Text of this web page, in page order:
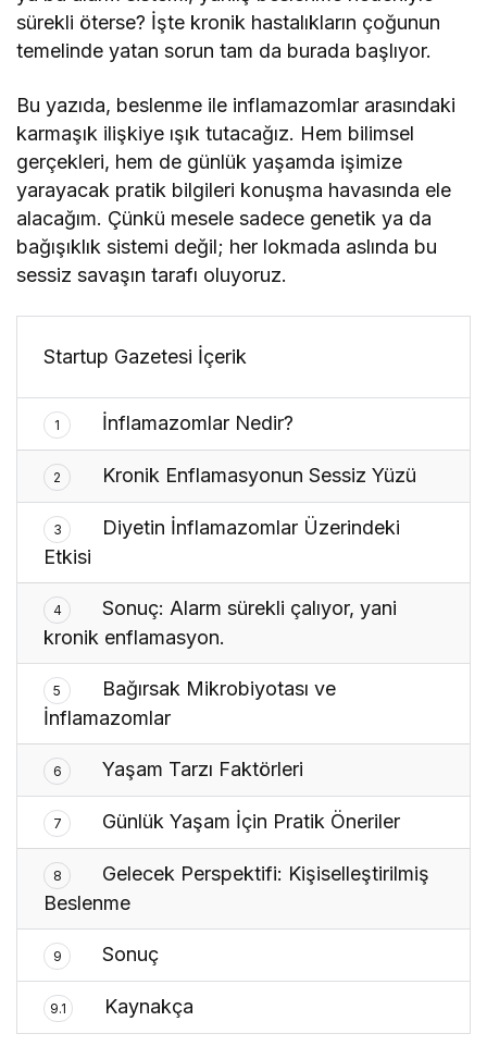
sürekli öterse? İşte kronik hastalıkların çoğunun
temelinde yatan sorun tam da burada başlıyor.
Bu yazıda, beslenme ile inflamazomlar arasındaki
karmaşık ilişkiye ışık tutacağız. Hem bilimsel
gerçekleri, hem de günlük yaşamda işimize
yarayacak pratik bilgileri konuşma havasında ele
alacağım. Çünkü mesele sadece genetik ya da
bağışıklık sistemi değil; her lokmada aslında bu
sessiz savaşın tarafı oluyoruz.
Startup Gazetesi İçerik
1 İnflamazomlar Nedir?
2 Kronik Enflamasyonun Sessiz Yüzü
3
Diyetin İnflamazomlar Üzerindeki
Etkisi
4
Sonuç: Alarm sürekli çalıyor, yani
kronik enflamasyon.
5
Bağırsak Mikrobiyotası ve
İnflamazomlar
6 Yaşam Tarzı Faktörleri
7 Günlük Yaşam İçin Pratik Öneriler
8
Gelecek Perspektifi: Kişiselleştirilmiş
Beslenme
9 Sonuç
9.1 Kaynakça